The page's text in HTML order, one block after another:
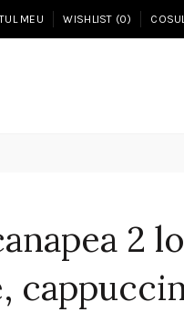
MEU WISHLIST (0)
2